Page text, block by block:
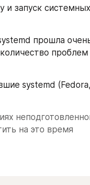
и запуск системных
прошла
проблем
systemd (Fedora,
на это время